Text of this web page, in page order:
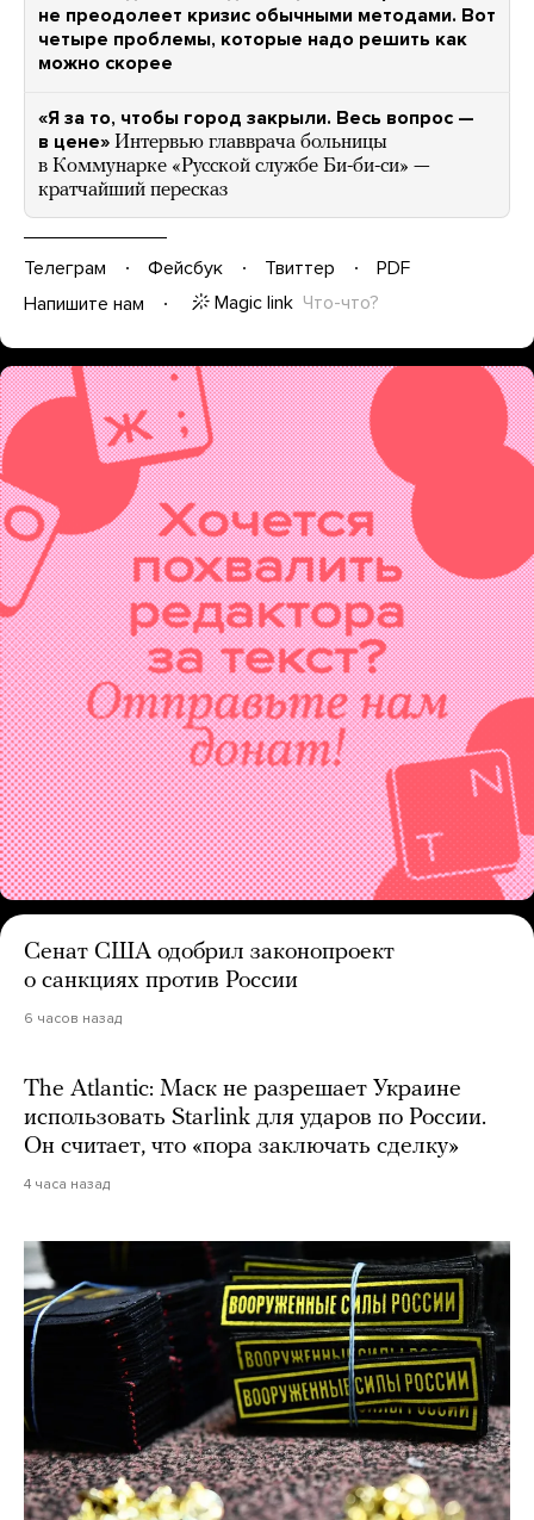
не преодолеет кризис обычными методами. Вот
четыре проблемы, которые надо решить как
можно скорее
«Я за то, чтобы город закрыли. Весь вопрос —
в цене» Интервью главврача больницы
в Коммунарке «Русской службе Би-би-си» —
кратчайший пересказ
Телеграм Фейсбук Твиттер
PDF
Напишите нам
Magic link Что-что?
Сенат США одобрил законопроект
о санкциях против России
6 часов назад
The Atlantic: Маск не разрешает Украине
использовать Starlink для ударов по России.
Он считает, что «пора заключать сделку»
4 часа назад